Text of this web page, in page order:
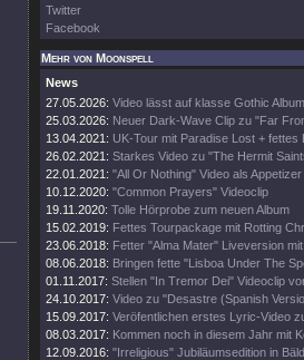
Twitter
Facebook
Mehr von Moonspell
News
27.05.2026: Video lässt auf klasse Gothic
25.03.2026: Neuer Dark-Wave Clip zu "Far
13.04.2021: UK-Tour mit Paradise Lost + fettes
26.02.2021: Starkes Video zu "The Hermit
22.01.2021: "All Or Nothing" Video als Appetizer
10.12.2020: "Common Prayers" Videoclip
19.11.2020: Tolle Hörprobe zum neuen Album
15.02.2019: Fettes Tourpackage mit Rotting
23.06.2018: Fetter "Alma Mater" Liveversion
08.06.2018: Bringen fette "Lisboa Under The
01.11.2017: Stellen "In Tremor Dei" Videoclip
24.10.2017: Video zu "Desastre (Spanish
15.09.2017: Veröfentlichen erstes Lyric-Video
08.03.2017: Kommen noch in diesem Jahr mit
12.09.2016: "Irreligious" Jubiläumsedition in